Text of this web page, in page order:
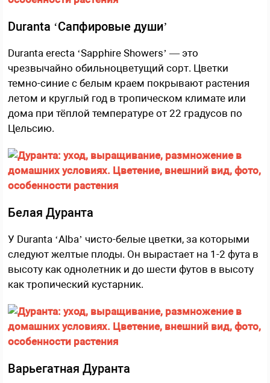
Duranta ‘Сапфировые души’
Duranta erecta ‘Sapphire Showers’ — это
чрезвычайно обильноцветущий сорт. Цветки
темно-синие с белым краем покрывают растения
летом и круглый год в тропическом климате или
дома при тёплой температуре от 22 градусов по
Цельсию.
Белая Дуранта
У Duranta ‘Alba’ чисто-белые цветки, за которыми
следуют желтые плоды. Он вырастает на 1-2 фута в
высоту как однолетник и до шести футов в высоту
как тропический кустарник.
Варьегатная Дуранта